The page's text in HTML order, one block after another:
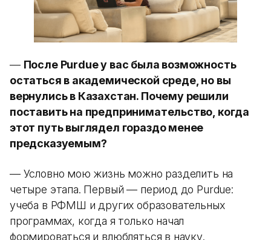
— После Purdue у вас была возможность
остаться в академической среде, но вы
вернулись в Казахстан. Почему решили
поставить на предпринимательство, когда
этот путь выглядел гораздо менее
предсказуемым?
— Условно мою жизнь можно разделить на
четыре этапа. Первый — период до Purdue:
учеба в РФМШ и других образовательных
программах, когда я только начал
формироваться и влюбляться в науку.